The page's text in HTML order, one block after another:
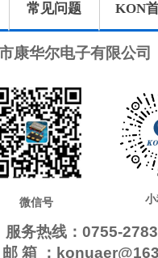
7.0x1.5晶振 5.0x1.8晶振
瑞康晶振 康纳温菲尔德 高
AbraconCrystal 维管晶振
振
拉隆晶振 格林雷晶振
Pletronics晶振
振
AEL晶振 Cardinal晶振
常见问题 KON
康华尔电子有限公司
微信号
服务热线：0755-
邮 箱 ：